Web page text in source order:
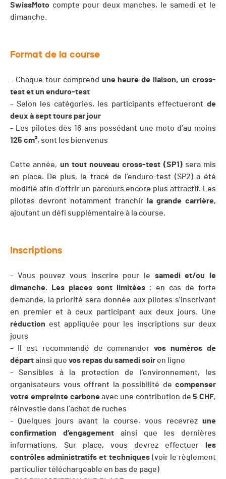
SwissMoto compte pour deux manches, le samedi et le
dimanche.
Format de la course
- Chaque tour comprend une heure de liaison, un cross-
test et un enduro-test
- Selon les catégories, les participants effectueront de
deux à sept tours par jour
- Les pilotes dès 16 ans possédant une moto d’au moins
125 cm³, sont les bienvenus
Cette année, un tout nouveau cross-test (SP1)sera mis
en place. De plus, le tracé de l’enduro-test (SP2) a été
modifié afin d’offrir un parcours encore plus attractif. Les
pilotes devront notamment franchir
la grande carrière,
ajoutant un défi supplémentaire à la course.
Inscriptions
- Vous pouvez vous inscrire pour le samedi et/ou le
dimanche. Les places sont limitées: en cas de forte
demande, la priorité sera donnée aux pilotes s’inscrivant
en premier et à ceux participant aux deux jours. Une
réduction est appliquée pour les inscriptions sur deux
jours
- Il est recommandé de commandervos numéros de
départainsi que vos repas du samedi soir en ligne
- Sensibles à la protection de l’environnement, les
organisateurs vous offrent la possibilité de compenser
votre empreinte carboneavec une contribution de5 CHF,
réinvestie dans l’achat de ruches
- Quelques jours avant la course, vous recevrez une
confirmation d’engagement ainsi que les dernières
informations. Sur place, vous devrez effectuer
les
contrôles administratifs et techniques(voir le règlement
particulier téléchargeable en bas de page)